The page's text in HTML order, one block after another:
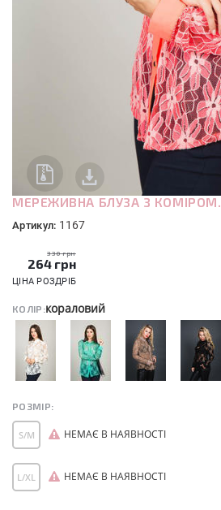
МЕРЕЖИВНА БЛУЗА З КОМІРОМ.
Артикул: 1167
330 грн
264 грн
ЦІНА РОЗДРІБ
КОЛІР:кораловий
РОЗМІР:
S/M НЕМАЄ В НАЯВНОСТІ
L/XL НЕМАЄ В НАЯВНОСТІ